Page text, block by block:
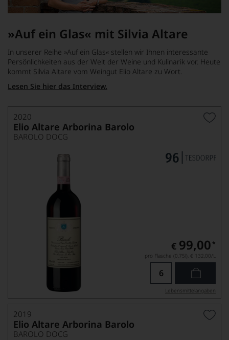
»Auf ein Glas« mit Silvia Altare
In unserer Reihe »Auf ein Glas« stellen wir Ihnen interessante
Persönlichkeiten aus der Welt der Weine und Kulinarik vor. Heute
kommt Silvia Altare vom Weingut Elio Altare zu Wort.
Lesen Sie hier das Interview.
2020
Elio Altare Arborina Barolo
BAROLO DOCG
€ 99,00 *
pro Flasche (0.75l), € 132,00/L
Lebensmittel­angaben
2019
Elio Altare Arborina Barolo
BAROLO DOCG